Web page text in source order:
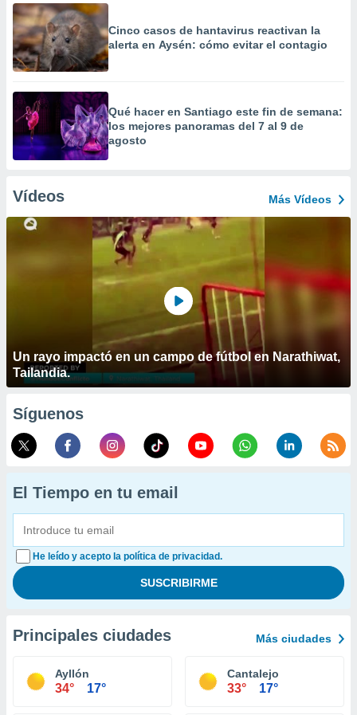
Cinco casos de hantavirus reactivan la
alerta en Aysén: cómo evitar el contagio
Qué hacer en Santiago este fin de semana:
los mejores panoramas del 7 al 9 de
agosto
Vídeos Más Vídeos
Un rayo impactó en un campo de fútbol en Narathiwat,
Tailandia.
Síguenos
El Tiempo en tu email
He leído y acepto la política de privacidad.
Principales ciudades Más ciudades
Ayllón
34° 17°
Cantalejo
33° 17°